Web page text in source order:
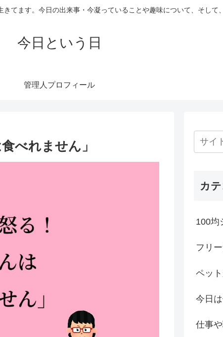
てます。今日の出来事・今凝っていることや趣味について、そして
今日という日
管理人プロフィール
べれません」
カ
100均
フリ
ペッ
今日
仕事